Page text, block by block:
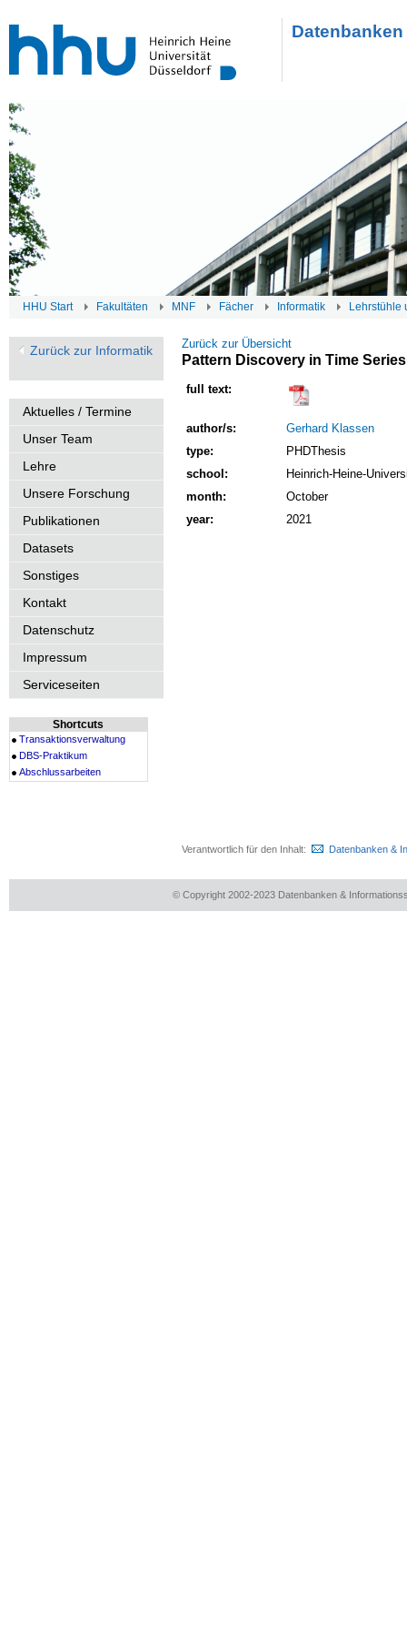
HHU Start Fakultäten MNF Fächer Informatik Lehrstühle
Zurück zur Informatik
Aktuelles / Termine
Unser Team
Lehre
Unsere Forschung
Publikationen
Datasets
Sonstiges
Kontakt
Datenschutz
Impressum
Serviceseiten
Shortcuts
Transaktionsverwaltung
DBS-Praktikum
Abschlussarbeiten
Zurück zur Übersicht
Pattern Discovery in Time Series
full text:
author/s:
Gerhard Klassen
type:
PHDThesis
school:
Heinrich-Heine-
month:
October
year:
2021
Verantwortlich für den Inhalt: Datenbanken &
© Copyright 2002-2023 Datenbanken &